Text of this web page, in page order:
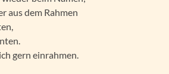
aus dem Rahmen
gern einrahmen.